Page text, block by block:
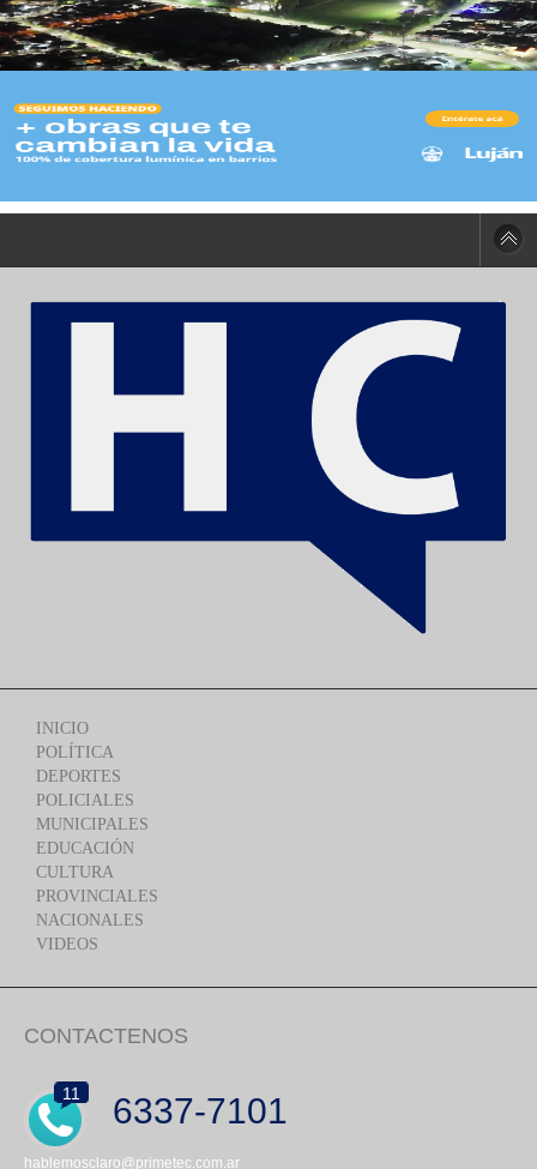
INICIO
POLÍTICA
DEPORTES
POLICIALES
MUNICIPALES
EDUCACIÓN
CULTURA
PROVINCIALES
NACIONALES
VIDEOS
CONTACTENOS
11 6337-7101
hablemosclaro@primetec.com.ar